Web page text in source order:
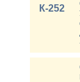
К-252